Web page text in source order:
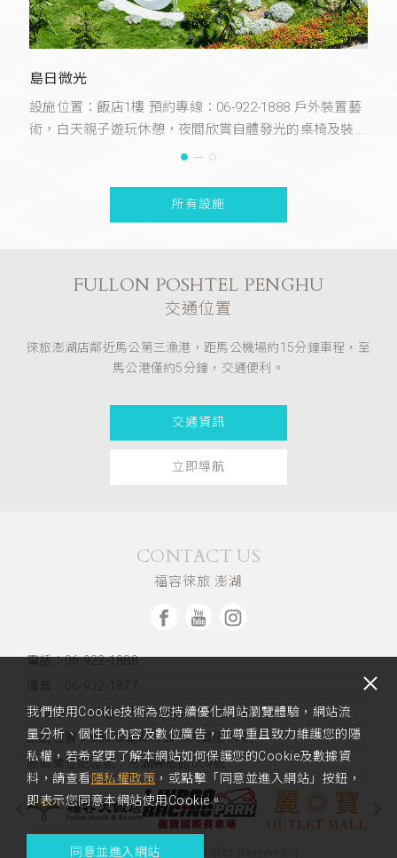
島日微光
設施位置：飯店1樓 預約專線：06-922-1888 戶外裝置藝
術，白天親子遊玩休憩，夜間欣賞自體發光的桌椅及裝...
所有設施
FULLON POSHTEL PENGHU
交通位置
徠旅澎湖店鄰近馬公第三漁港，距馬公機場約15分鐘車程，至
馬公港僅約5分鐘，交通便利。
交通資訊
立即導航
CONTACT US
福容徠旅 澎湖
電話：06-922-1888
傳真：06-922-1877
客服信箱：ph@fullon-poshtels.com.tw
飯店位置：880澎湖縣馬公市大賢街99號
旅宿業登記證號：澎湖縣旅館069號
Copyright 2023 Fullon Poshtel. All Rights Reserved.
我們使用Cookie技術為您持續優化網站瀏覽體驗，網站流
量分析、個性化內容及數位廣告，並尊重且致力維護您的隱
私權，若希望更了解本網站如何保護您的Cookie及數據資
料，請查看 隱私權政策 ，或點擊「同意並進入網站」按鈕，
即表示您同意本網站使用Cookie。
同意並進入網站